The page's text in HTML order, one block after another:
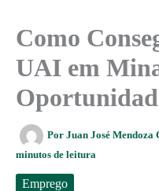
Como
UAI em
Por Juan José Mendoza
minutos de leitura
Emprego